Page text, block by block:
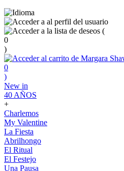
(
0
)
0
)
New in
40 AÑOS
+
Charlemos
My Valentine
La Fiesta
Abrilhongo
El Ritual
El Festejo
Una Pausa